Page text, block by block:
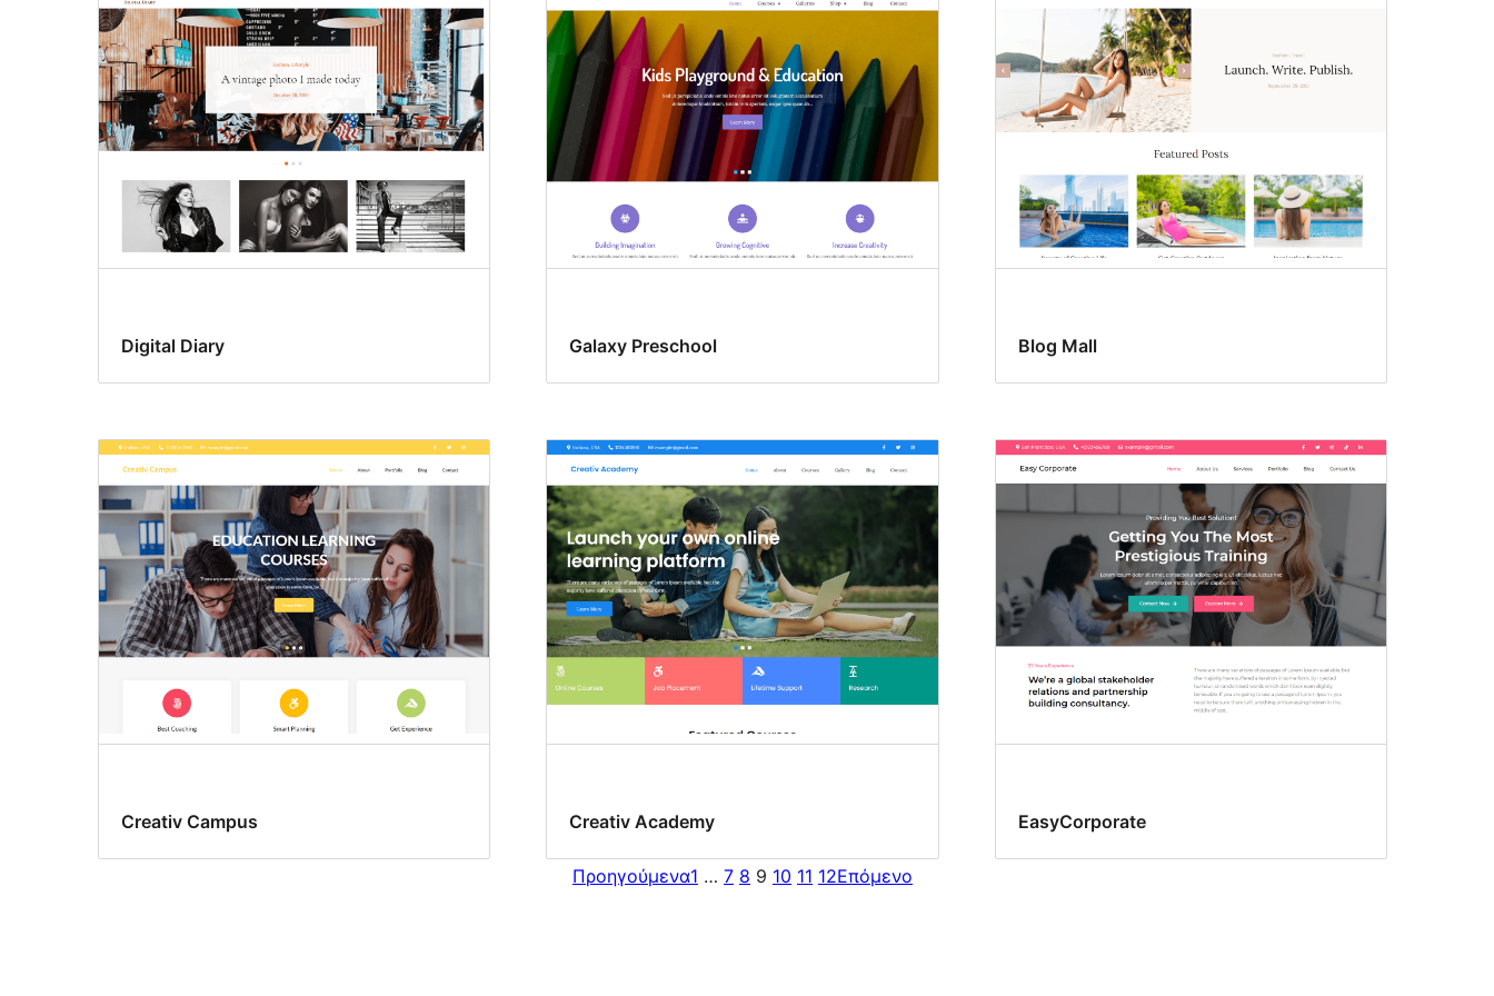
Digital Diary Galaxy Preschool Blog Mall
Creativ Campus Creativ Academy EasyCorporate
Προηγούμενα1 … 7 8 9 10 11 12Επόμενο